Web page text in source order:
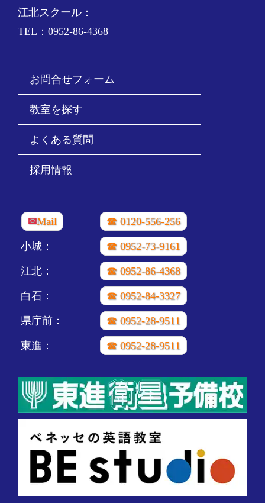
江北スクール：
TEL：0952-86-4368
お問合せフォーム
教室を探す
よくある質問
採用情報
✉Mail ☎ 0120-556-256
小城： ☎ 0952-73-9161
江北： ☎ 0952-86-4368
白石： ☎ 0952-84-3327
県庁前： ☎ 0952-28-9511
東進： ☎ 0952-28-9511